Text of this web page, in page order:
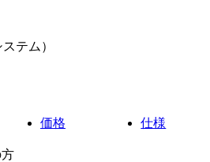
テム）
価格 仕様